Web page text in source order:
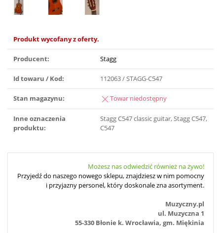
Produkt wycofany z oferty.
Producent: Stagg
Id towaru / Kod: 112063 / STAGG-C547
Stan magazynu: Towar niedostępny
Inne oznaczenia
produktu:
Stagg C547 classic guitar, Stagg C547,
C547
Możesz nas odwiedzić również na żywo!
Przyjedź do naszego nowego sklepu, znajdziesz w nim pomocny
i przyjazny personel, który doskonale zna asortyment.
Muzyczny.pl
ul. Muzyczna 1
55-330 Błonie k. Wrocławia, gm. Miękinia